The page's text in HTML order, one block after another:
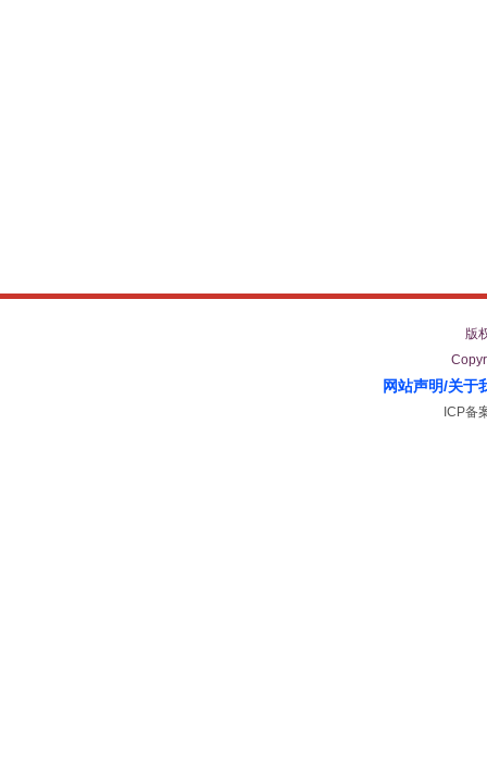
版
网站声明/关于
ICP备